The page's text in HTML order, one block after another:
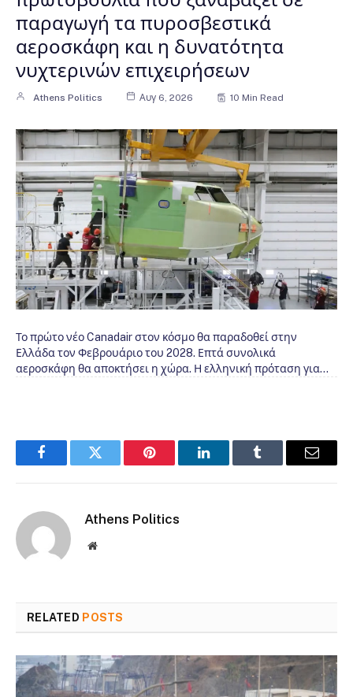
παραγωγή τα πυροσβεστικά
αεροσκάφη και η δυνατότητα
νυχτερινών επιχειρήσεων
Athens Politics Αυγ 6, 2026 10 Min Read
Το πρώτο νέο Canadair στον κόσμο θα παραδοθεί στην
Ελλάδα τον Φεβρουάριο του 2028. Επτά συνολικά
αεροσκάφη θα αποκτήσει η χώρα. Η ελληνική πρόταση για…
FacebookTwitter Pinterest LinkedInTumblr Email
Athens Politics
Website
RELATED POSTS